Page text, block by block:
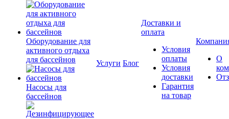
Оборудование для
активного отдыха
для бассейнов
Насосы для
бассейнов
Услуги Блог
Доставки и
оплата
Условия
оплаты
Условия
доставки
Гарантия
на товар
О